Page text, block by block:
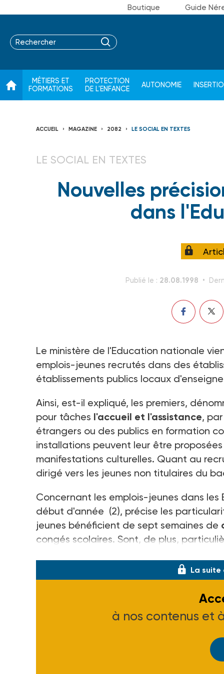
Boutique Guide
MÉTIERS ET
FORMATIONS
PROTECTION
DE L'ENFANCE
AUTONOMIE
ACCUEIL MAGAZINE 2082 LE SOCIAL EN TEXTES
LE SOCIAL EN TEXTES
Nouvelles
dans
Publié le : 28.08.1998
Le ministère de l'Education nationale
emplois-jeunes recrutés dans des
établissements publics locaux
Ainsi, est-il expliqué, les premiers,
pour tâches l'accueil et l'assistance,
étrangers ou des publics en formation
installations peuvent leur être
manifestations culturelles. Quant au
dirigé vers les jeunes non titulaires du
Concernant les emplois-jeunes dans les
début d'année (2), précise les
jeunes bénéficient de sept semaines de
congés scolaires. Sont, de plus,
La suite
à nos contenus et